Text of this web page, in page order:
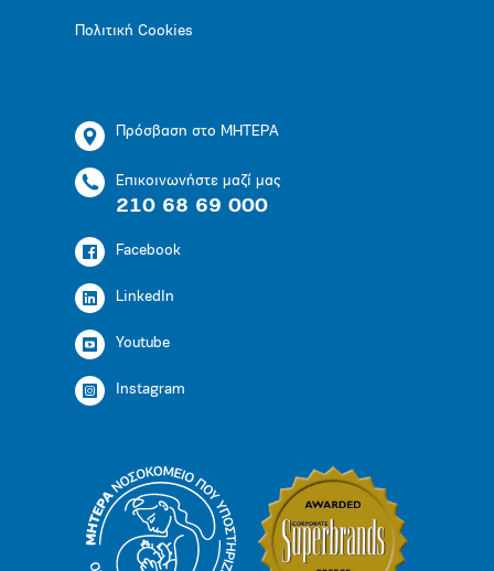
Πολιτική Cookies
Πρόσβαση στο ΜΗΤΕΡΑ
Επικοινωνήστε μαζί μας
210 68 69 000
Facebook
LinkedIn
Youtube
Instagram